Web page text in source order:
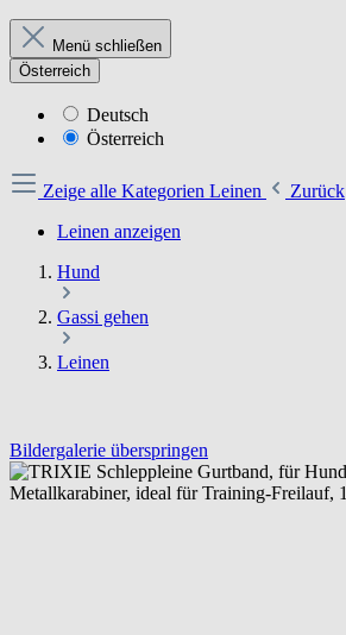
Menü schließen
Österreich
Deutsch
Österreich
Zeige alle Kategorien Leinen
Zurück
Leinen anzeigen
Hund
Gassi gehen
Leinen
Bildergalerie überspringen